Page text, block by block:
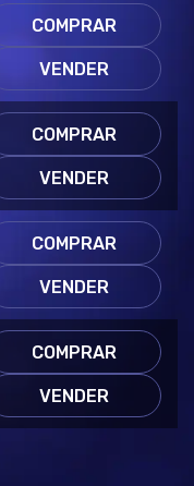
COMPRAR
VENDER
COMPRAR
VENDER
COMPRAR
VENDER
COMPRAR
VENDER